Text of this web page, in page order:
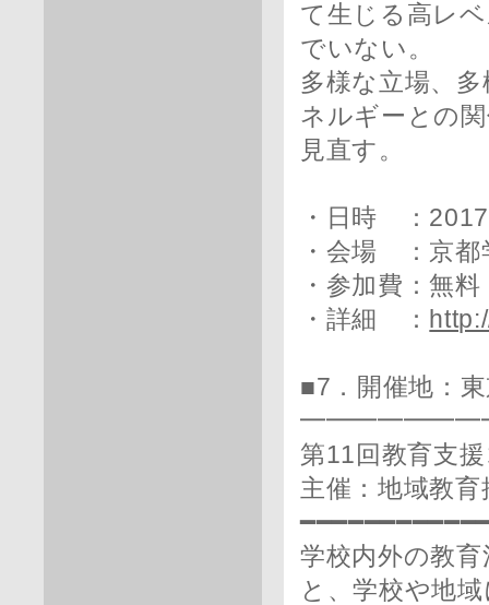
て生じる高レ
でいない。
多様な立場、
ネルギーとの
見直す。
・日時 ：
・会場 ：京
・参加費：無
・詳細 ：
■7．開催地：
第11回教育支
主催：地域教
学校内外の教
と、学校や地